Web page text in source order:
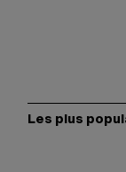
Les plus